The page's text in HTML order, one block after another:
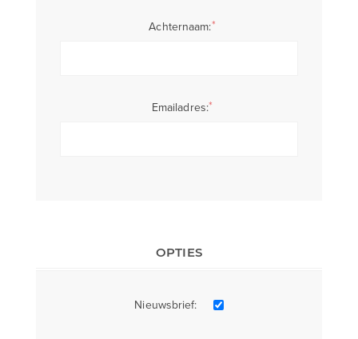
Achternaam:*
Emailadres:*
OPTIES
Nieuwsbrief: